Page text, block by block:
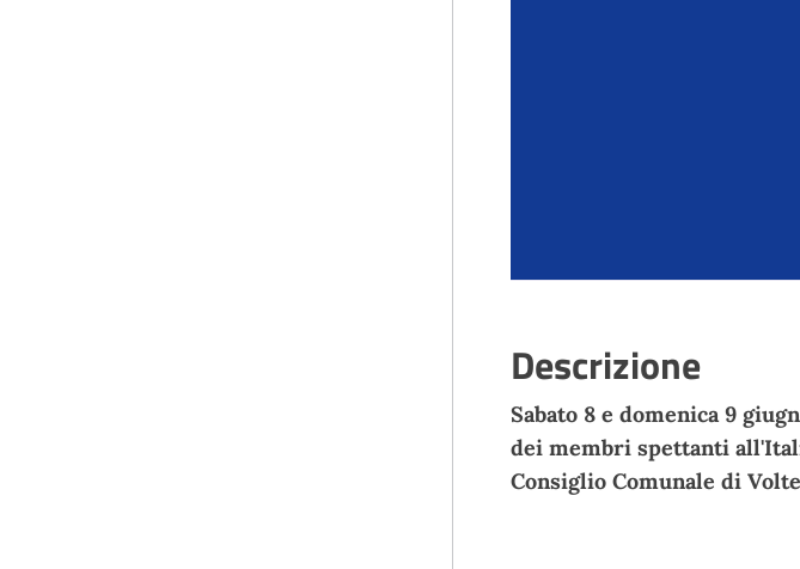
Descrizione
Sabato 8 e domenica 9
dei membri spettanti
Consiglio Comunale di